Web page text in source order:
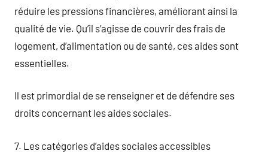
réduire les pressions financières, améliorant ainsi la
qualité de vie. Qu’il s’agisse de couvrir des frais de
logement, d’alimentation ou de santé, ces aides sont
essentielles.
Il est primordial de se renseigner et de défendre ses
droits concernant les aides sociales.
7. Les catégories d’aides sociales accessibles